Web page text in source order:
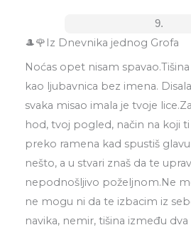
9.
🎩🌹Iz Dnevnika jednog Grofa
Noćas opet nisam
kao ljubavnica bez imena.
svaka misao imala je tvoje
hod, tvoj pogled, način na koji ti
preko ramena kad spustiš
nešto, a u stvari znaš da te
nepodnošljivo poželjnom.Ne
ne mogu ni da te izbacim iz
navika, nemir, tišina između dva